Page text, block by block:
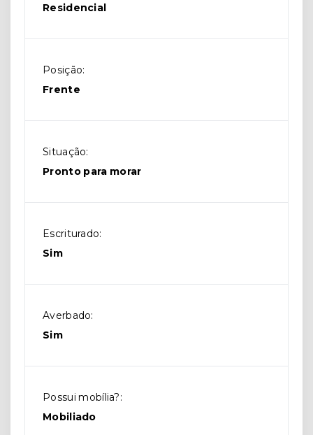
Residencial
Posição:
Frente
Situação:
Pronto para morar
Escriturado:
Sim
Averbado:
Sim
Possui mobília?:
Mobiliado